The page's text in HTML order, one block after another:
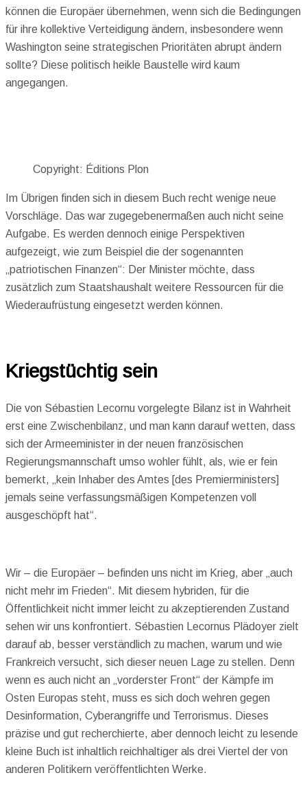
können die Europäer übernehmen, wenn sich die Bedingungen
für ihre kollektive Verteidigung ändern, insbesondere wenn
Washington seine strategischen Prioritäten abrupt ändern
sollte? Diese politisch heikle Baustelle wird kaum
angegangen.
Copyright: Éditions Plon
Im Übrigen finden sich in diesem Buch recht wenige neue
Vorschläge. Das war zugegebenermaßen auch nicht seine
Aufgabe. Es werden dennoch einige Perspektiven
aufgezeigt, wie zum Beispiel die der sogenannten
„patriotischen Finanzen“: Der Minister möchte, dass
zusätzlich zum Staatshaushalt weitere Ressourcen für die
Wiederaufrüstung eingesetzt werden können.
Kriegstüchtig sein
Die von Sébastien Lecornu vorgelegte Bilanz ist in Wahrheit
erst eine Zwischenbilanz, und man kann darauf wetten, dass
sich der Armeeminister in der neuen französischen
Regierungsmannschaft umso wohler fühlt, als, wie er fein
bemerkt, „kein Inhaber des Amtes [des Premierministers]
jemals seine verfassungsmäßigen Kompetenzen voll
ausgeschöpft hat“.
Wir – die Europäer – befinden uns nicht im Krieg, aber „auch
nicht mehr im Frieden“. Mit diesem hybriden, für die
Öffentlichkeit nicht immer leicht zu akzeptierenden Zustand
sehen wir uns konfrontiert. Sébastien Lecornus Plädoyer zielt
darauf ab, besser verständlich zu machen, warum und wie
Frankreich versucht, sich dieser neuen Lage zu stellen. Denn
wenn es auch nicht an „vorderster Front“ der Kämpfe im
Osten Europas steht, muss es sich doch wehren gegen
Desinformation, Cyberangriffe und Terrorismus. Dieses
präzise und gut recherchierte, aber dennoch leicht zu lesende
kleine Buch ist inhaltlich reichhaltiger als drei Viertel der von
anderen Politikern veröffentlichten Werke.